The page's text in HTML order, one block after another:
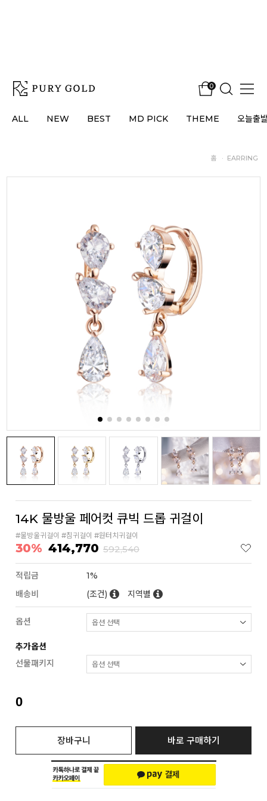
0
ALL NEW BEST MD PICK THEME 오늘출
홈 · EARRING
14K 물방울 페어컷 큐빅 드롭 귀걸이
#물방울귀걸이 #침귀걸이 #원터치귀걸이
30% 414,770 592,540
적립금
1%
배송비
(조건) 지역별
옵션
추가옵션
선물패키지
0
장바구니 바로 구매하기